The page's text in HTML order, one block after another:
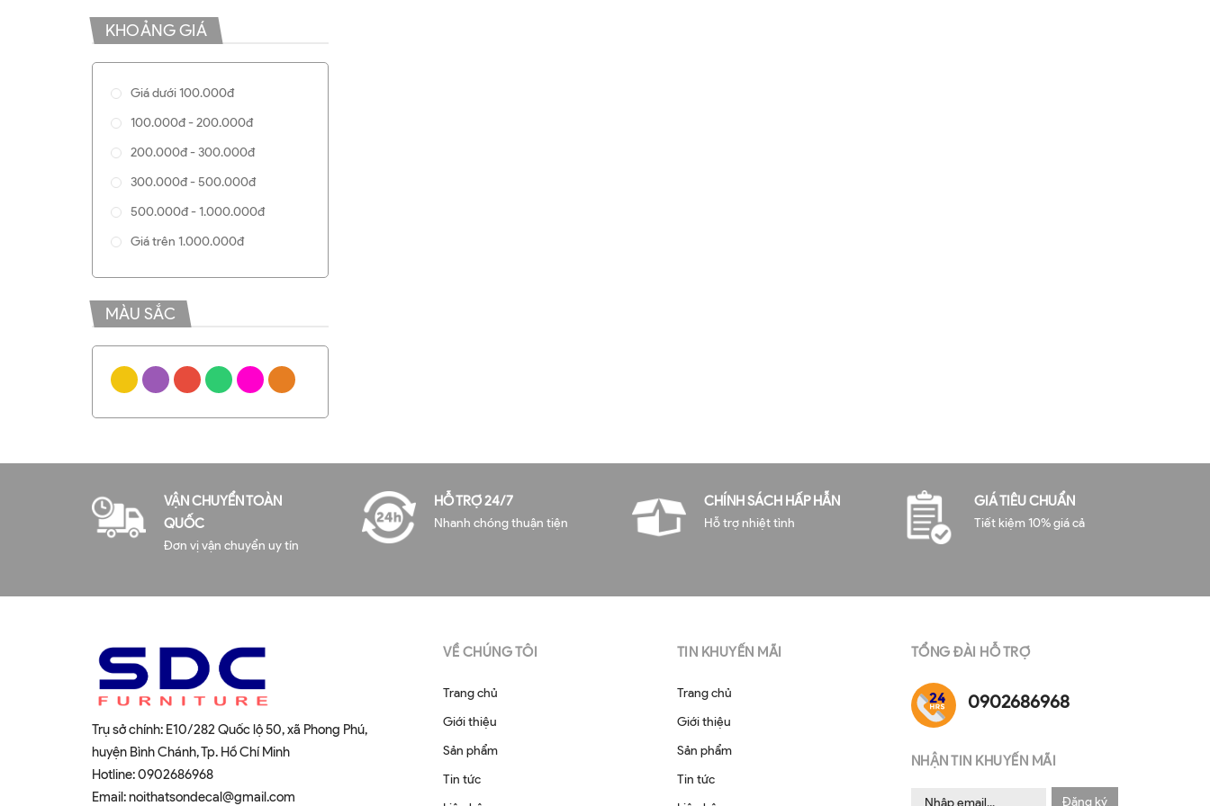
KHOẢNG GIÁ
Giá dưới 100.000đ
100.000đ - 200.000đ
200.000đ - 300.000đ
300.000đ - 500.000đ
500.000đ - 1.000.000đ
Giá trên 1.000.000đ
MÀU SẮC
VẬN CHUYỂN TOÀN
QUỐC
Đơn vị vận chuyển uy tín
HỖ TRỢ 24/7
Nhanh chóng thuận tiện
CHÍNH SÁCH HẤP HẪN
Hỗ trợ nhiệt tình
GIÁ TIÊU CHUẨN
Tiết kiệm 10% giá cả
Trụ sở chính: E10/282 Quốc lộ 50, xã Phong Phú,
huyện Bình Chánh, Tp. Hồ Chí Minh
Hotline:0902686968
Email:noithatsondecal@gmail.com
VỀ CHÚNG TÔI
Trang chủ
Giới thiệu
Sản phẩm
Tin tức
TIN KHUYẾN MÃI
Trang chủ
Giới thiệu
Sản phẩm
Tin tức
TỔNG ĐÀI HỖ TRỢ
0902686968
NHẬN TIN KHUYẾN MÃI
Đăng ký